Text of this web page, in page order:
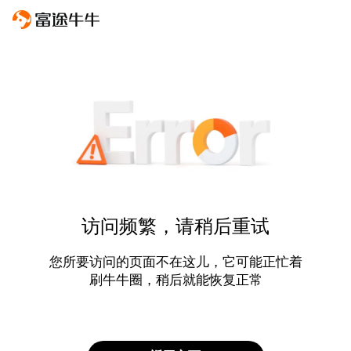
访问频繁，请稍后重试
您所要访问的页面不在这儿，它可能正忙着
刷牛牛圈，稍后就能恢复正常